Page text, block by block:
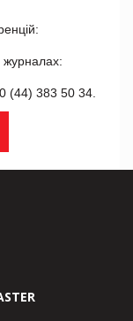
журналах:
(44) 383 50 34.